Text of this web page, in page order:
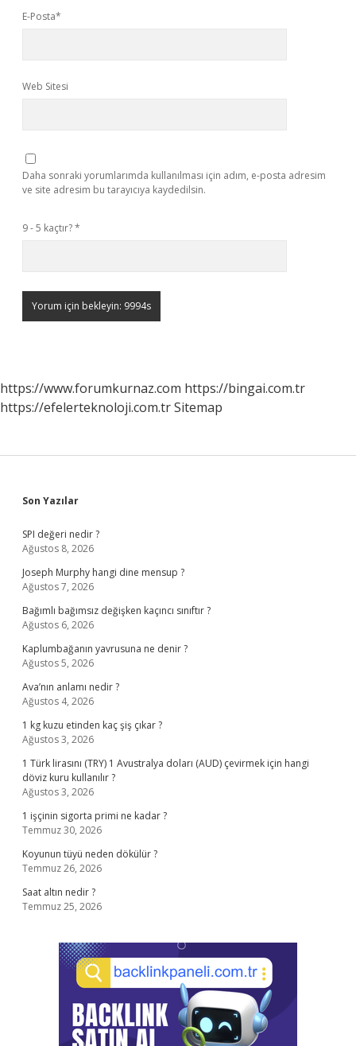
E-Posta*
Web Sitesi
Daha sonraki yorumlarımda kullanılması için adım, e-posta adresim
ve site adresim bu tarayıcıya kaydedilsin.
9 - 5 kaçtır?*
https://www.forumkurnaz.com https://bingai.com.tr
https://efelerteknoloji.com.trSitemap
Sidebar
Son Yazılar
SPI değeri nedir ?
Ağustos 8, 2026
Joseph Murphy hangi dine mensup ?
Ağustos 7, 2026
Bağımlı bağımsız değişken kaçıncı sınıftır ?
Ağustos 6, 2026
Kaplumbağanın yavrusuna ne denir ?
Ağustos 5, 2026
Ava’nın anlamı nedir ?
Ağustos 4, 2026
1 kg kuzu etinden kaç şiş çıkar ?
Ağustos 3, 2026
1 Türk lirasını (TRY) 1 Avustralya doları (AUD) çevirmek için hangi
döviz kuru kullanılır ?
Ağustos 3, 2026
1 işçinin sigorta primi ne kadar ?
Temmuz 30, 2026
Koyunun tüyü neden dökülür ?
Temmuz 26, 2026
Saat altın nedir ?
Temmuz 25, 2026